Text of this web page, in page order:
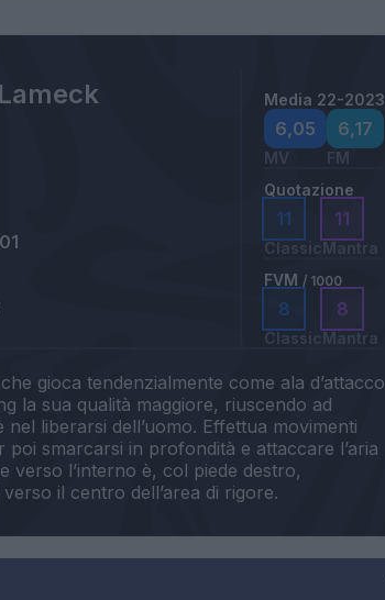
Media 22-2023
6,05
MV
6,17
FM
Quotazione
11
Classic
11
Mantra
FVM / 1000
8
Classic
8
Mantra
gioca tendenzialmente come ala d’attacco
la sua qualità maggiore, riuscendo ad
liberarsi dell’uomo. Effettua movimenti
smarcarsi in profondità e attaccare l’aria
verso l’interno è, col piede destro,